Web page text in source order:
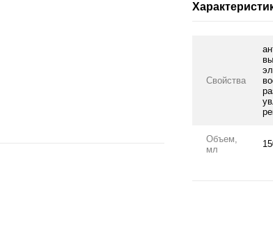
Свойства
Объем,
мл